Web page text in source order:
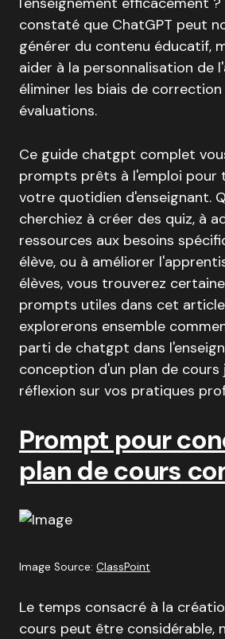
constaté que ChatGPT peut
générer du contenu éducatif,
aider à la personnalisation de
éliminer les biais de
évaluations.
Ce guide chatgpt complet
prompts prêts à l'emploi pour
votre quotidien d'enseignant.
cherchiez à créer des quiz, à
ressources aux besoins
élève, ou à améliorer
élèves, vous trouverez
prompts utiles dans cet
explorerons ensemble
parti de chatgpt dans
conception d'un plan de cours
réflexion sur vos pratiques
Prompt pour
plan de cours
Image Source: ClassPoint
Le temps consacré à la
cours peut être considérable,